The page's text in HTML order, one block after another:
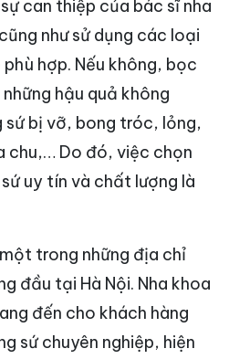
can thiệp của bác sĩ nha
như sử dụng các loại
hợp. Nếu không, bọc
hậu quả không
sứ bị vỡ, bong tróc, lỏng,
chu,… Do đó, việc chọn
uy tín và chất lượng là
trong những địa chỉ
đầu tại Hà Nội. Nha khoa
đến cho khách hàng
sứ chuyên nghiệp, hiện